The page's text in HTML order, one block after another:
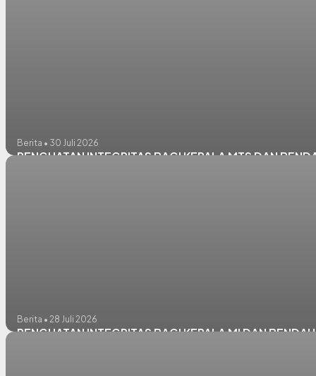
Berita • 30 Juli 2026
PENGUATAN INTEGRITAS BAGI KEPALA MTS DAN
Berita • 28 Juli 2026
PENGUATAN INTEGRITAS BAGI KEPALA MI DAN